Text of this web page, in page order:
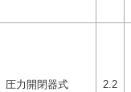
圧力開閉器式 2.2